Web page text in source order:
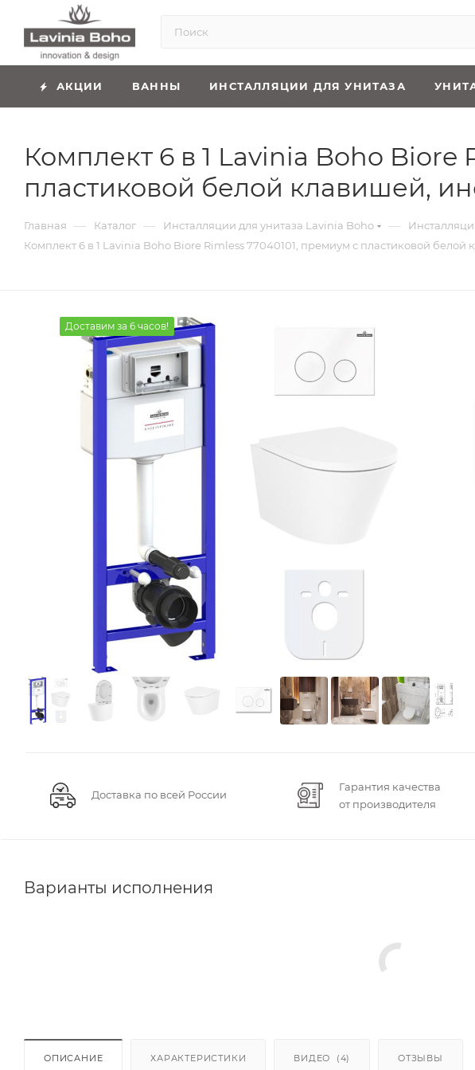
АКЦИИ ВАННЫ ИНСТАЛЛЯЦИИ ДЛЯ УНИТАЗА
Комплект 6 в 1 Lavinia Boho Biore
пластиковой белой клавишей,
Главная — Каталог — Инсталляции для унитаза Lavinia Boho —
Комплект 6 в 1 Lavinia Boho Biore Rimless 77040101, премиум с пластиковой
Доставим за 6 часов!
Доставка по всей России
Гарантия качества
от производителя
Варианты исполнения
ОПИСАНИЕ ХАРАКТЕРИСТИКИ ВИДЕО (4) ОТЗЫВЫ